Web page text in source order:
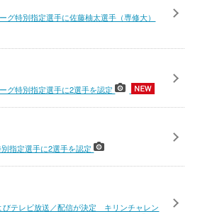
グ特別指定選手に佐藤柚太選手（専修大）
グ特別指定選手に2選手を認定
指定選手に2選手を認定
びテレビ放送／配信が決定 キリンチャレン